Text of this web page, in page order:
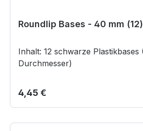
Roundlip Bases - 40 mm (12)
Inhalt: 12 schwarze Plastikbases (40mm
Durchmesser)
Regulärer Preis:
4,45 €